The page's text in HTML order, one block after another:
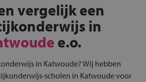
vergelijk een
in
e.o.
in Katwoude? Wij hebben
scholen in Katwoude voor